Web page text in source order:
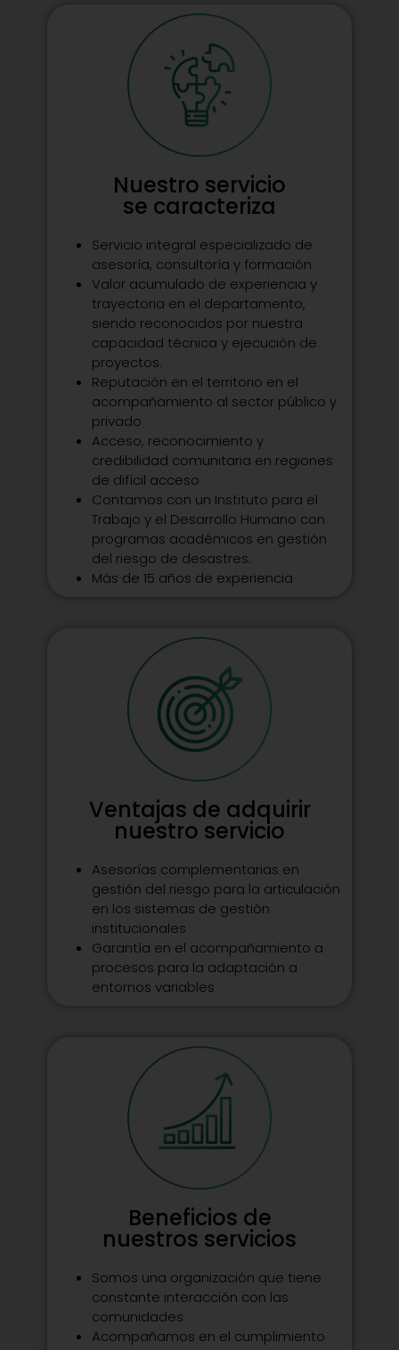
Nuestro servicio
se caracteriza
Servicio integral especializado de
asesoría, consultoría y formación
Valor acumulado de experiencia y
trayectoria en el departamento,
siendo reconocidos por nuestra
capacidad técnica y ejecución de
proyectos.
Reputación en el territorio en el
acompañamiento al sector público y
privado
Acceso, reconocimiento y
credibilidad comunitaria en regiones
de difícil acceso
Contamos con un Instituto para el
Trabajo y el Desarrollo Humano con
programas académicos en gestión
del riesgo de desastres.
Más de 15 años de experiencia
Ventajas de adquirir
nuestro servicio
Asesorías complementarias en
gestión del riesgo para la articulación
en los sistemas de gestión
institucionales
Garantía en el acompañamiento a
procesos para la adaptación a
entornos variables
Beneficios de
nuestros servicios
Somos una organización que tiene
constante interacción con las
comunidades
Acompañamos en el cumplimiento